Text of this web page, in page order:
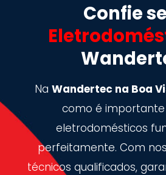
Confie
Na Wandertec na Boa
como é
eletrodomésticos
perfeitamente. Com
técnicos qualificados,